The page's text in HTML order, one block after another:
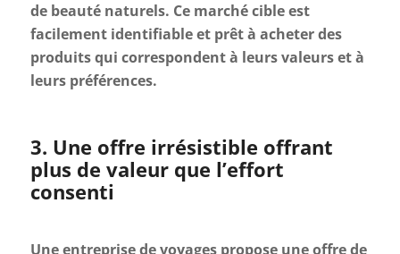
de beauté naturels. Ce marché cible est
facilement identifiable et prêt à acheter des
produits qui correspondent à leurs valeurs et à
leurs préférences.
3. Une offre irrésistible offrant
plus de valeur que l’effort
consenti
Une entreprise de voyages propose une offre de